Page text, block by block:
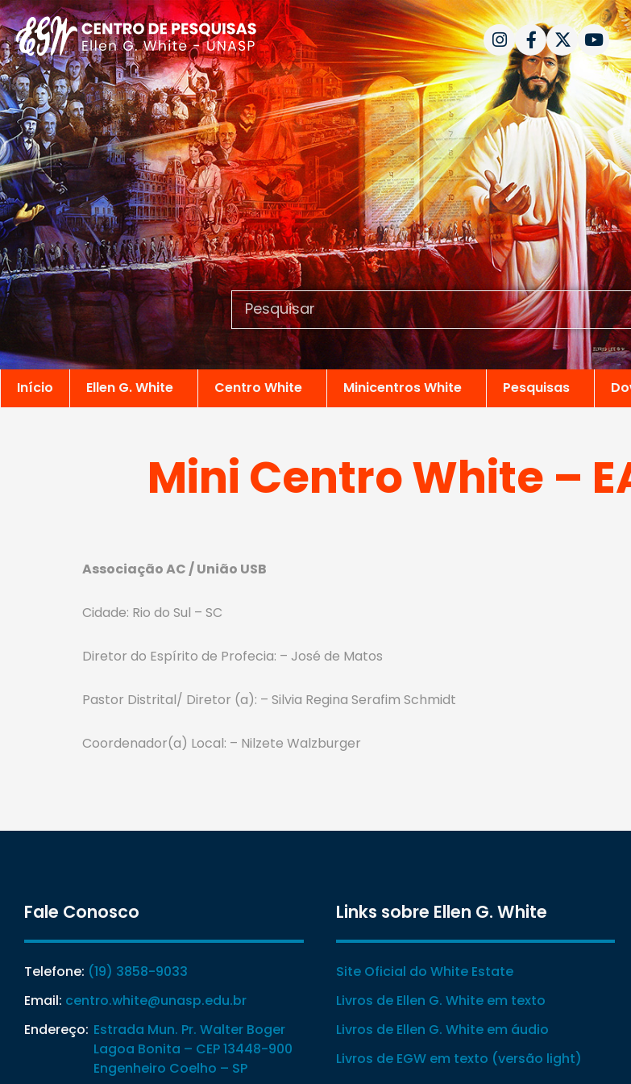
Início Ellen G. White Centro White Minicentros White Pesquisas
Mini Centro White –
Associação AC / União USB
Cidade: Rio do Sul – SC
Diretor do Espírito de Profecia: – José de Matos
Pastor Distrital/ Diretor (a): – Silvia Regina Serafim Schmidt
Coordenador(a) Local: – Nilzete Walzburger
Fale Conosco
Telefone: (19) 3858-9033
Email: centro.white@unasp.edu.br
Endereço: Estrada Mun. Pr. Walter Boger
Lagoa Bonita – CEP 13448-900
Engenheiro Coelho – SP
Links sobre Ellen G. White
Site Oficial do White Estate
Livros de Ellen G. White em texto
Livros de Ellen G. White em áudio
Livros de EGW em texto (versão light)